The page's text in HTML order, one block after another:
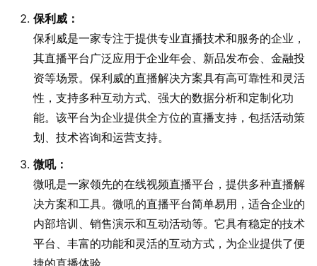
保利威：
保利威是一家专注于提供专业直播技术和服务的企业，
其直播平台广泛应用于企业年会、新品发布会、金融投
资等场景。保利威的直播解决方案具有高可靠性和灵活
性，支持多种互动方式、强大的数据分析和定制化功
能。该平台为企业提供全方位的直播支持，包括活动策
划、技术咨询和运营支持。
微吼：
微吼是一家领先的在线视频直播平台，提供多种直播解
决方案和工具。微吼的直播平台简单易用，适合企业的
内部培训、销售演示和互动活动等。它具有稳定的技术
平台、丰富的功能和灵活的互动方式，为企业提供了便